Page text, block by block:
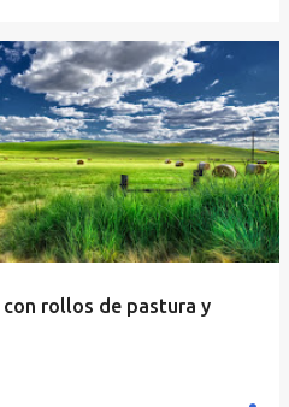
rollos de pastura y